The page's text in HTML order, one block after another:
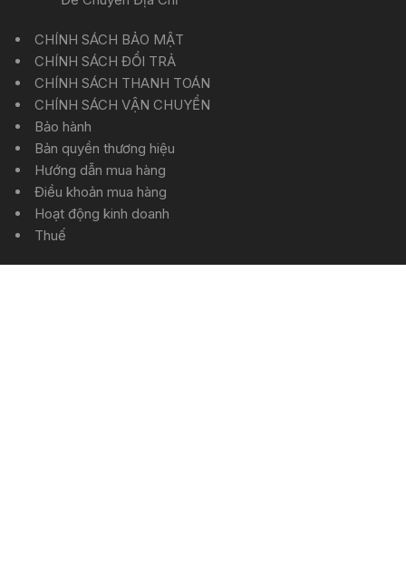
CHÍNH SÁCH BẢO MẬT
CHÍNH SÁCH ĐỔI TRẢ
CHÍNH SÁCH THANH TOÁN
CHÍNH SÁCH VẬN CHUYỂN
Bảo hành
Bản quyền thương hiệu
Hướng dẫn mua hàng
Điều khoản mua hàng
Hoạt động kinh doanh
Thuế